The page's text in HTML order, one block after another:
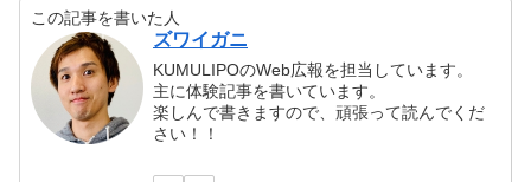
この記事を書いた人
ズワイガニ
KUMULIPOのWeb広報を担当しています。
主に体験記事を書いています。
楽しんで書きますので、頑張って読んでくだ
さい！！